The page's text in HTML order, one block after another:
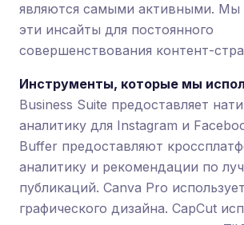
являются самыми активными. Мы
эти инсайты для постоянного
совершенствования контент-
Инструменты, которые мы
Business Suite предоставляет
аналитику для Instagram и
Buffer предоставляют
аналитику и рекомендации по
публикаций. Canva Pro
графического дизайна. CapCut